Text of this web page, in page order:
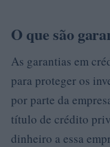
O que são
As garantias em
para proteger os
por parte da
título de crédito
dinheiro a essa